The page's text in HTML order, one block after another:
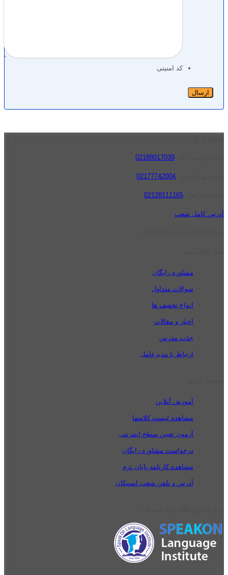
کد امنیتی
02188017039
02177742004
02128111165
آدرس کامل شعب
مشاوره رایگان
سوالات متداول
انواع تخفیف ها
اخبار و مقالات
جذب مدرس
ارتباط با مدیرعامل
آموزش آنلاین
مشاهده لیست کلاسها
آزمون تعیین سطح اینترنتی
درخواست مشاوره رایگان
مشاهده کارنامه پایان ترم
آدرس و تلفن شعب اسپیکان